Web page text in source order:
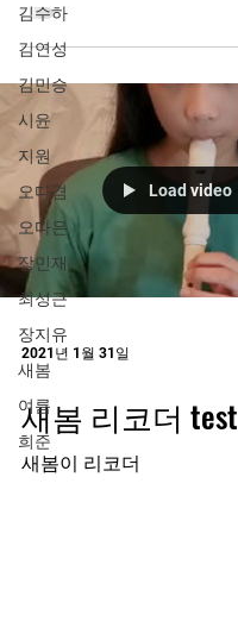
김수하
김연성
김민승
시윤
지원
오다겸
오다은
장민재
최성근
장지유
새봄
여름
희준
Load video
2021년 1월 31일
새봄 리코더 test
새봄이 리코더